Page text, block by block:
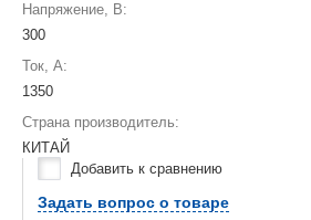
Напряжение, В:
300
Ток, А:
1350
Страна производитель:
КИТАЙ
Добавить к сравнению
Задать вопрос о товаре